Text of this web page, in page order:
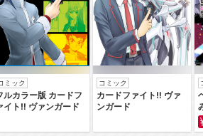
舞台「呪術廻戦」-懐玉・玉
折-
ミック
ルカラー版 カードフ
イト‼ ヴァンガード
コミック
カードファイト‼ ヴァ
ンガード